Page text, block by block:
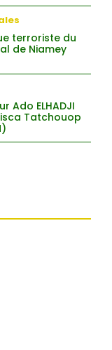
terroriste du
de Niamey
Ado ELHADJI
Tatchouop